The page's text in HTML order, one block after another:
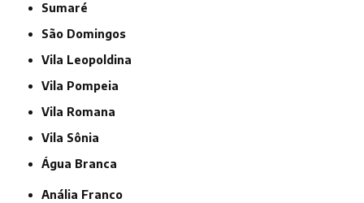
Sumaré
São Domingos
Vila Leopoldina
Vila Pompeia
Vila Romana
Vila Sônia
Água Branca
Anália Franco